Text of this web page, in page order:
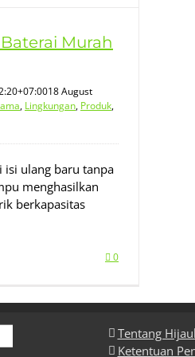
Murah
18 August
, Lingkungan, Produk,
isi ulang baru tanpa
menghasilkan
berkapasitas
0
Tentang
Ketentuan